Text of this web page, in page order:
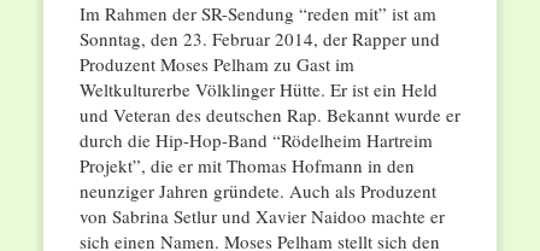
Im Rahmen der SR-Sendung “reden mit” ist am
Sonntag, den 23. Februar 2014, der Rapper und
Produzent Moses Pelham zu Gast im
Weltkulturerbe Völklinger Hütte. Er ist ein Held
und Veteran des deutschen Rap. Bekannt wurde er
durch die Hip-Hop-Band “Rödelheim Hartreim
Projekt”, die er mit Thomas Hofmann in den
neunziger Jahren gründete. Auch als Produzent
von Sabrina Setlur und Xavier Naidoo machte er
sich einen Namen. Moses Pelham stellt sich den